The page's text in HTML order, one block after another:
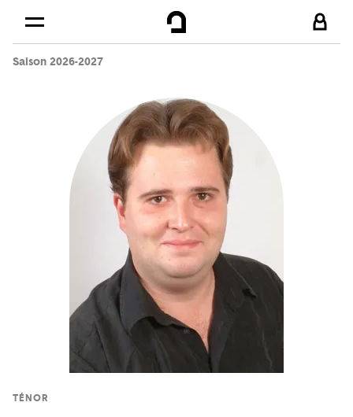
Skip to
Saison 2026-2027
TÉNOR